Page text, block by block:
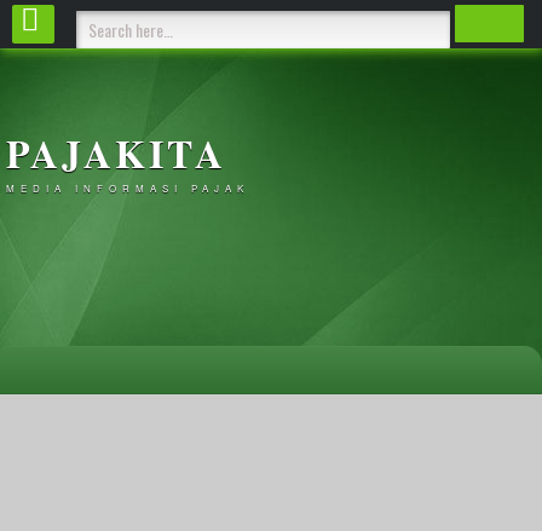
PAJAKITA
MEDIA INFORMASI PAJAK